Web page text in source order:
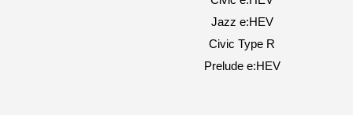
Jazz e:HEV
Civic Type R
Prelude e:HEV